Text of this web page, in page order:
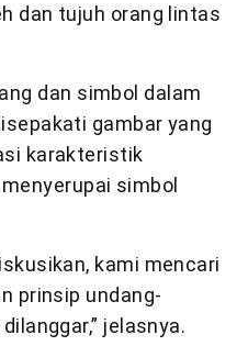
dan tujuh orang lintas
dan simbol dalam
gambar yang
karakteristik
simbol
kami mencari
prinsip undang-
jelasnya.